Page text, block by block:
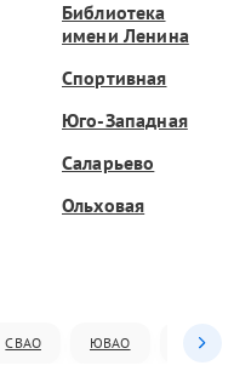
Библиотека
имени Ленина
Спортивная
Юго-Западная
Саларьево
Ольховая
СВАО ЮВАО ЮАО